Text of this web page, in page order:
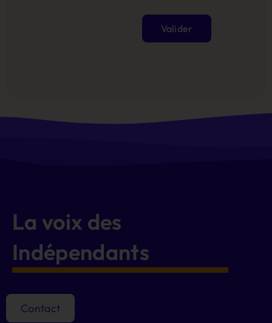
Valider
La voix des
Indépendants
Contact